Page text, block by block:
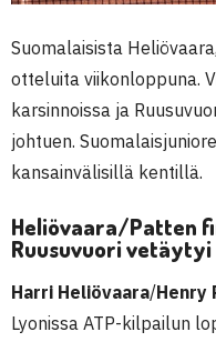
Suomalaisista
otteluita viikonloppuna.
karsinnoissa ja
johtuen.
kansainvälisillä kentillä.
Heliövaara/Patten
Ruusuvuori vetäytyi
Harri Heliövaara/Henry
Lyonissa ATP-kilpailun